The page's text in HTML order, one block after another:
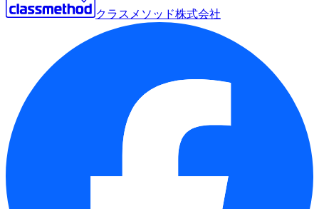
クラスメソッド株式会社